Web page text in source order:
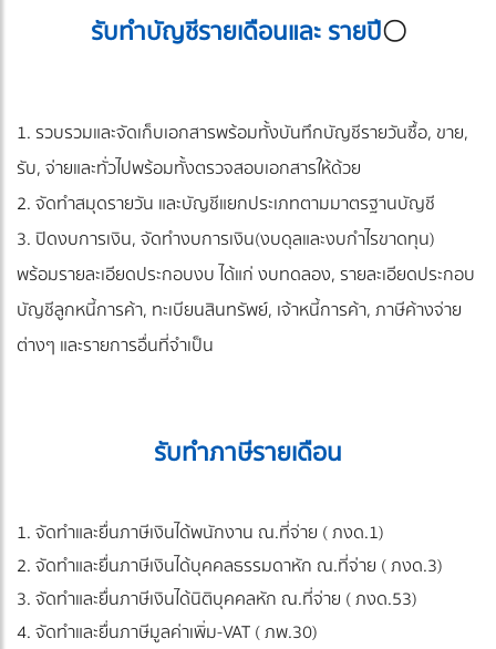
รับทำบัญชีรายเดือนและ รายปี〇
1. รวบรวมและจัดเก็บเอกสารพร้อมทั้งบันทึกบัญชีรายวันซื้อ, ขาย,
รับ, จ่ายและทั่วไปพร้อมทั้งตรวจสอบเอกสารให้ด้วย
2. จัดทำสมุดรายวัน และบัญชีแยกประเภทตามมาตรฐานบัญชี
3. ปิดงบการเงิน, จัดทำงบการเงิน(งบดุลและงบกำไรขาดทุน)
พร้อมรายละเอียดประกอบงบ ได้แก่ งบทดลอง, รายละเอียดประกอบ
บัญชีลูกหนี้การค้า, ทะเบียนสินทรัพย์, เจ้าหนี้การค้า, ภาษีค้างจ่าย
ต่างๆ และรายการอื่นที่จำเป็น
รับทำภาษีรายเดือน
1. จัดทำและยื่นภาษีเงินได้พนักงาน ณ.ที่จ่าย ( ภงด.1)
2. จัดทำและยื่นภาษีเงินได้บุคคลธรรมดาหัก ณ.ที่จ่าย ( ภงด.3)
3. จัดทำและยื่นภาษีเงินได้นิติบุคคลหัก ณ.ที่จ่าย ( ภงด.53)
4. จัดทำและยื่นภาษีมูลค่าเพิ่ม-VAT ( ภพ.30)